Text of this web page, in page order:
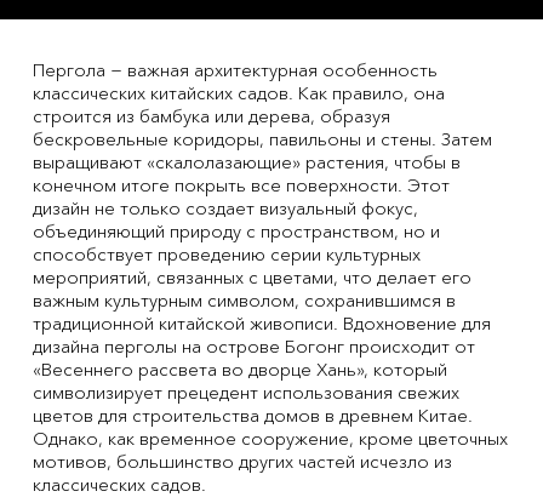
Пергола − важная архитектурная особенность
классических китайских садов. Как правило, она
строится из бамбука или дерева, образуя
бескровельные коридоры, павильоны и стены. Затем
выращивают «скалолазающие» растения, чтобы в
конечном итоге покрыть все поверхности. Этот
дизайн не только создает визуальный фокус,
объединяющий природу с пространством, но и
способствует проведению серии культурных
мероприятий, связанных с цветами, что делает его
важным культурным символом, сохранившимся в
традиционной китайской живописи. Вдохновение для
дизайна перголы на острове Богонг происходит от
«Весеннего рассвета во дворце Хань», который
символизирует прецедент использования свежих
цветов для строительства домов в древнем Китае.
Однако, как временное сооружение, кроме цветочных
мотивов, большинство других частей исчезло из
классических садов.